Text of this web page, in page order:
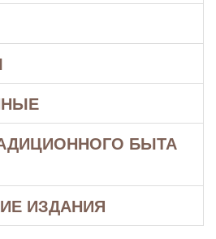
БЫТА
ИЗДАНИЯ